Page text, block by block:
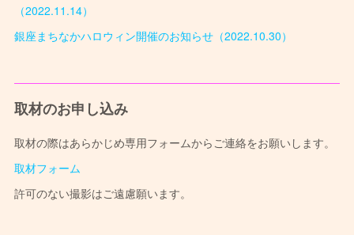
（2022.11.14）
銀座まちなかハロウィン開催のお知らせ（2022.10.30）
取材のお申し込み
取材の際はあらかじめ専用フォームからご連絡をお願いします。
取材フォーム
許可のない撮影はご遠慮願います。